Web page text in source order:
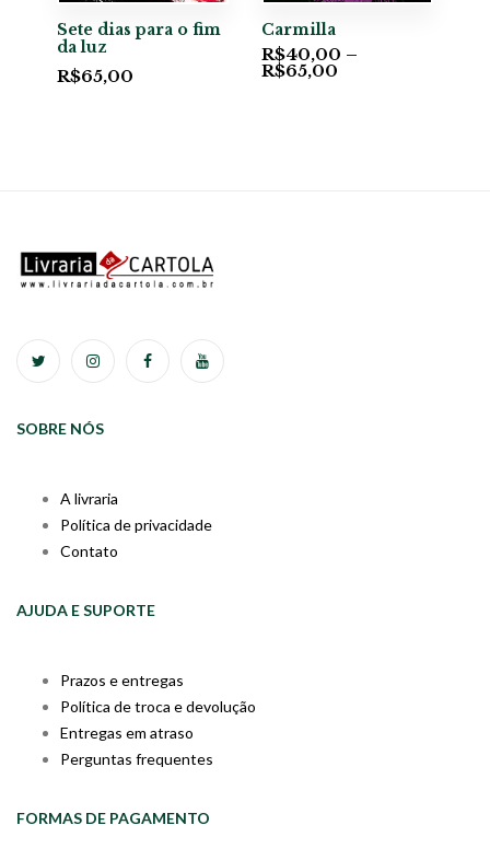
Sete dias para o fim
da luz
R$65,00
Carmilla
R$40,00 –
R$65,00
SOBRE NÓS
A livraria
Política de privacidade
Contato
AJUDA E SUPORTE
Prazos e entregas
Política de troca e devolução
Entregas em atraso
Perguntas frequentes
FORMAS DE PAGAMENTO